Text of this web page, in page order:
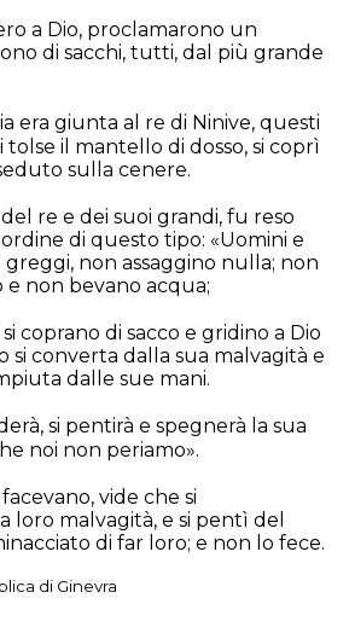
a Dio, proclamarono un
di sacchi, tutti, dal più grande
era giunta al re di Ninive, questi
tolse il mantello di dosso, si coprì
sulla cenere.
re e dei suoi grandi, fu reso
di questo tipo: «Uomini e
non assaggino nulla; non
e non bevano acqua;
coprano di sacco e gridino a Dio
si converta dalla sua malvagità e
dalle sue mani.
si pentirà e spegnerà la sua
noi non periamo».
vide che si
loro malvagità, e si pentì del
di far loro; e non lo fece.
di Ginevra